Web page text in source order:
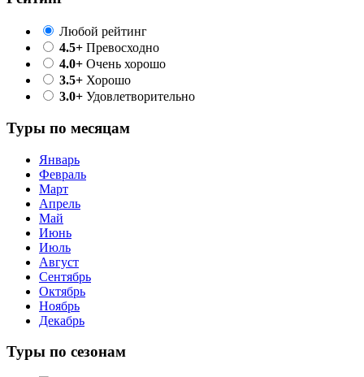
Любой рейтинг
4.5+ Превосходно
4.0+ Очень хорошо
3.5+ Хорошо
3.0+ Удовлетворительно
Туры по месяцам
Январь
Февраль
Март
Апрель
Май
Июнь
Июль
Август
Сентябрь
Октябрь
Ноябрь
Декабрь
Туры по сезонам